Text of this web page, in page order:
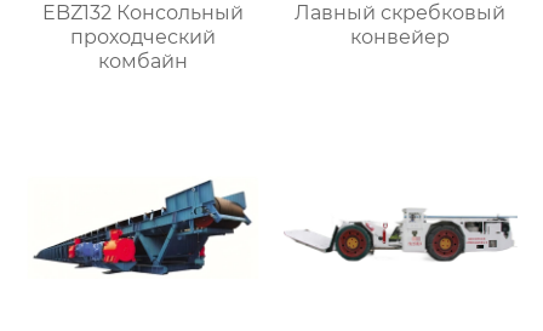
EBZ132 Консольный
проходческий
комбайн
Лавный скребковый
конвейер